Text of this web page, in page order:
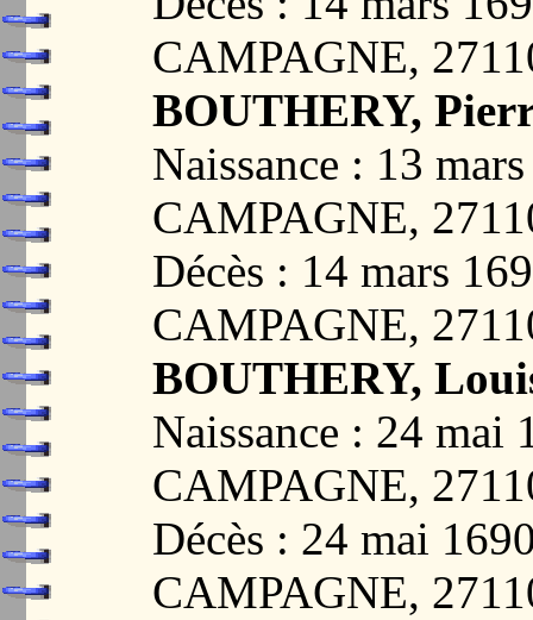
CAMPAGNE,
BOUTHERY,
Naissance : 13
CAMPAGNE,
Décès : 14 mars
CAMPAGNE,
BOUTHERY,
Naissance : 24
CAMPAGNE,
Décès : 24 mai
CAMPAGNE,